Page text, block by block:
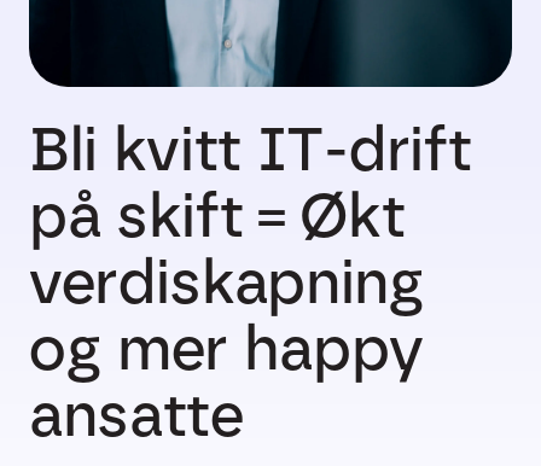
Bli kvitt IT-drift
på skift = Økt
verdiskapning
og mer happy
ansatte